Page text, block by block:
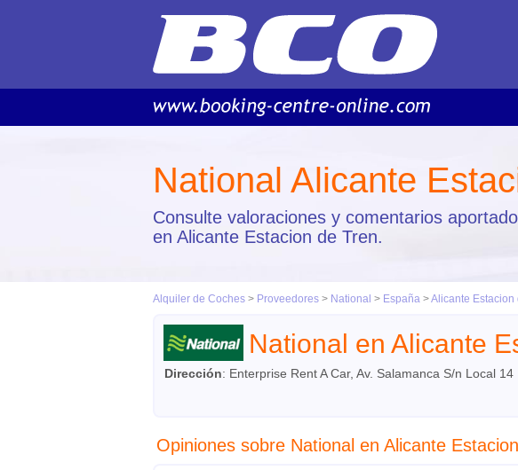
National Alicante
Consulte valoraciones y comentarios
en Alicante Estacion de Tren.
Alquiler de Coches > Proveedores > National > España >Alicante Estacion
National en Alicante
Dirección: Enterprise Rent A Car, Av. Salamanca S/n Local 14
Opiniones sobre National en Alicante